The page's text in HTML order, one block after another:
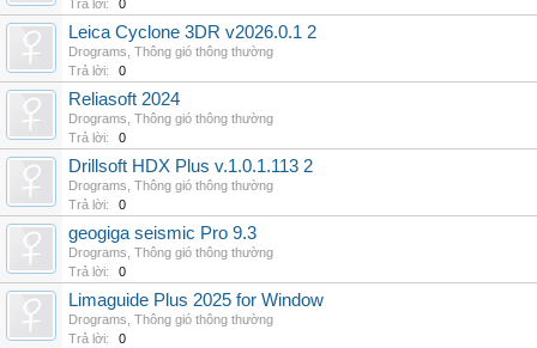
Trả lời:
0
Leica Cyclone 3DR v2026.0.1 2
Drograms Thông gió thông thường
Trả lời:
0
Reliasoft 2024
Drograms Thông gió thông thường
Trả lời:
0
Drillsoft HDX Plus v.1.0.1.113 2
Drograms Thông gió thông thường
Trả lời:
0
geogiga seismic Pro 9.3
Drograms Thông gió thông thường
Trả lời:
0
Limaguide Plus 2025 for Window
Drograms Thông gió thông thường
Trả lời:
0